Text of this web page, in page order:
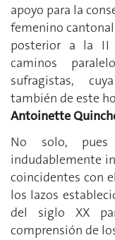
apoyo para la
femenino
posterior a la II
caminos
sufragistas,
también de este
Antoinette
No solo, pues
indudablemente
coincidentes con
los lazos
del siglo XX
comprensión de